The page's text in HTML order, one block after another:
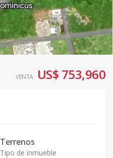
VENTA US$ 753,960
Terrenos
Tipo de inmueble